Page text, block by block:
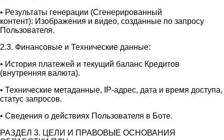
• Результаты генерации (Сгенерированный
контент): Изображения и видео, созданные по запросу
Пользователя.
2.3. Финансовые и Технические данные:
• История платежей и текущий баланс Кредитов
(внутренняя валюта).
• Технические метаданные, IP-адрес, дата и время доступа,
статус запросов.
• Сведения о действиях Пользователя в Боте.
РАЗДЕЛ 3. ЦЕЛИ И ПРАВОВЫЕ ОСНОВАНИЯ